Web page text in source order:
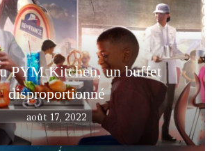
PYM Kitchen, un buffet
disproportionné
août 17, 2022